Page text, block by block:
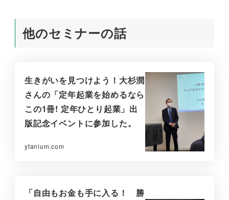
他のセミナーの話
生きがいを見つけよう！大杉潤
さんの「定年起業を始めるなら
この1冊! 定年ひとり起業」出
版記念イベントに参加した。
ytanium.com
「自由もお金も手に入る！ 勝